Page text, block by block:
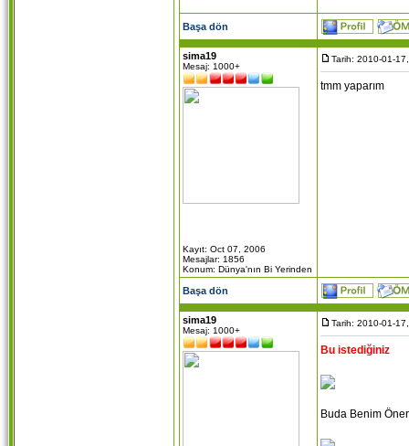
Başa dön
sima19
Mesaj: 1000+
Kayıt: Oct 07, 2006
Mesajlar: 1856
Konum: Dünya'nın Bi Yerinden
Tarih: 2010-01-
tmm yaparım
Başa dön
sima19
Mesaj: 1000+
Tarih: 2010-01-
Bu istediğiniz
Buda Benim